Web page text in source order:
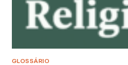
GLOSSÁRIO